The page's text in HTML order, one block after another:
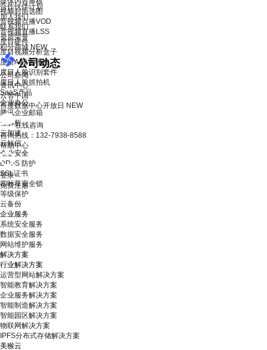
合作伙伴计划
加入我们
联系我们
资质荣誉
积分商城 NEW
公司动态
公司新闻
资讯中心
云智中国
百度数据中心开放日 NEW
在线咨询
咨询热线：132-7938-8588
帮助中心
登录
免费注册
视频封面选图
音视频点播VOD
音视频直播LSS
度目硬件
度目视频分析盒子
度目AI镜头模组
度目人脸识别套件
度目人脸抓拍机
SaaS产品
企业办公
腾讯企业邮箱
云解析
云加速
云短信
企业安全
DDoS 防护
SSL证书
四叶草安全锁
等级保护
云备份
企业服务
系统安全服务
数据安全服务
网站维护服务
解决方案
行业解决方案
运营型网站解决方案
智能教育解决方案
企业服务解决方案
智能制造解决方案
智能园区解决方案
物联网解决方案
IPFS分布式存储解决方案
美猴云